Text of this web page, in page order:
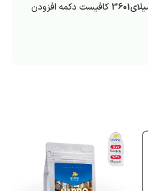
کافیست دکمه افزودن